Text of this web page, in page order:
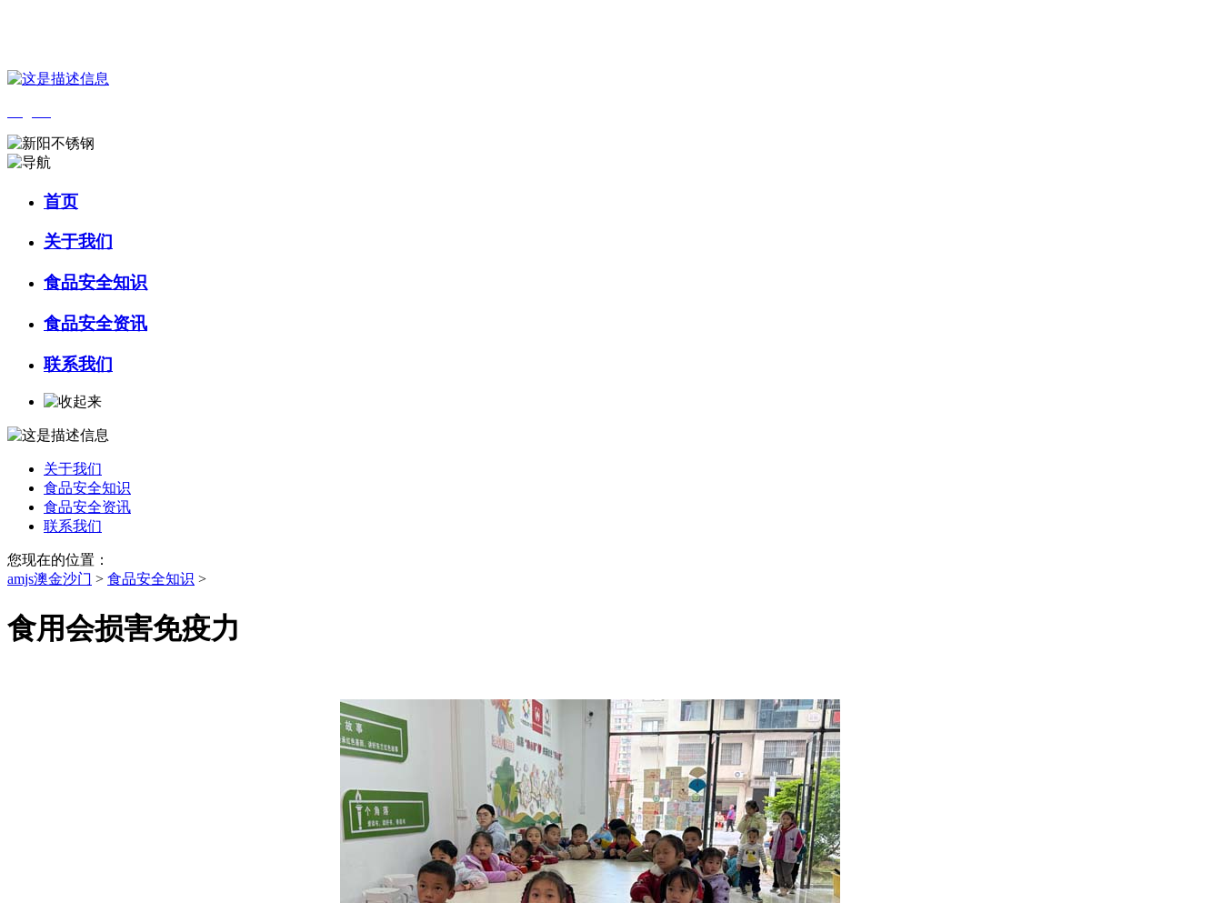
首页
关于我们
食品安全知识
食品安全资讯
联系我们
关于我们
食品安全知识
食品安全资讯
联系我们
您现在的位置：
amjs澳金沙门 > 食品安全知识 >
食用会损害免疫力